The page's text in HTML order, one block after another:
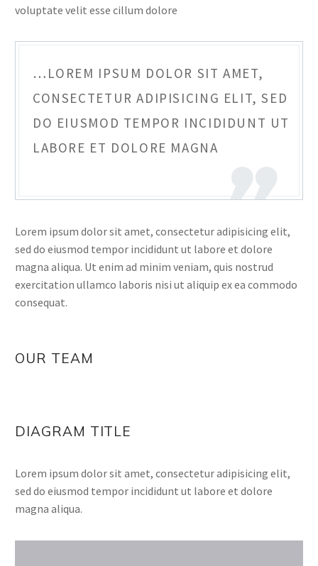
voluptate velit esse cillum dolore
…LOREM IPSUM DOLOR SIT AMET,
CONSECTETUR ADIPISICING ELIT, SED
DO EIUSMOD TEMPOR INCIDIDUNT UT
LABORE ET DOLORE MAGNA
Lorem ipsum dolor sit amet, consectetur adipisicing elit,
sed do eiusmod tempor incididunt ut labore et dolore
magna aliqua. Ut enim ad minim veniam, quis nostrud
exercitation ullamco laboris nisi ut aliquip ex ea commodo
consequat.
OUR TEAM
DIAGRAM TITLE
Lorem ipsum dolor sit amet, consectetur adipisicing elit,
sed do eiusmod tempor incididunt ut labore et dolore
magna aliqua.